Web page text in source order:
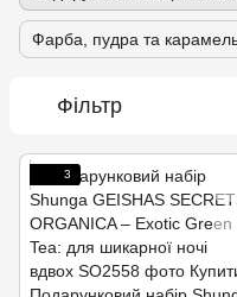
Фарба, пудра та
Фільтр
3